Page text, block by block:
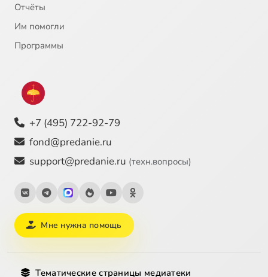
Отчёты
Им помогли
Программы
+7 (495) 722-92-79
fond@predanie.ru
support@predanie.ru (техн.вопросы)
Мне нужна помощь
Тематические страницы медиатеки